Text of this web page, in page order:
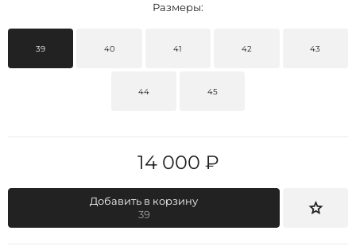
Размеры:
39 40 41 42 43
44 45
14 000 ₽
Добавить в корзину
39